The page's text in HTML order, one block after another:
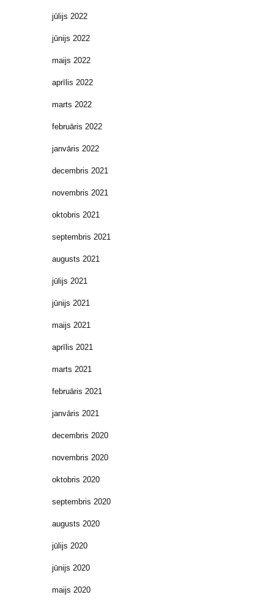
jūlijs 2022
jūnijs 2022
maijs 2022
aprīlis 2022
marts 2022
februāris 2022
janvāris 2022
decembris 2021
novembris 2021
oktobris 2021
septembris 2021
augusts 2021
jūlijs 2021
jūnijs 2021
maijs 2021
aprīlis 2021
marts 2021
februāris 2021
janvāris 2021
decembris 2020
novembris 2020
oktobris 2020
septembris 2020
augusts 2020
jūlijs 2020
jūnijs 2020
maijs 2020